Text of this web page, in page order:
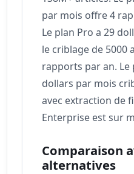
par mois offre 4
Le plan Pro a 29
le criblage de 5000
rapports par an. Le
dollars par mois
avec extraction de
Enterprise est sur
Comparaison
alternatives